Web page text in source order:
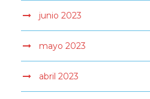
junio 2023
mayo 2023
abril 2023